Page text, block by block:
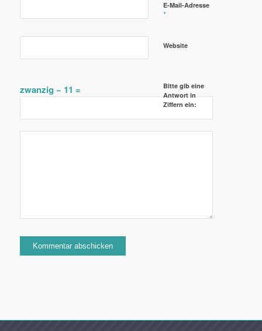
E-Mail-Adresse
*
Website
Bitte gib eine
Antwort in
Ziffern ein:
zwanzig − 11 =